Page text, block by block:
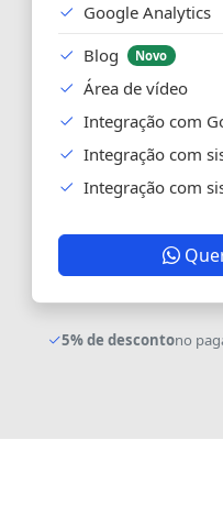
Google Analytics
Blog
Novo
Área de vídeo
Integração com
Integração com
Integração com
5% de descontono